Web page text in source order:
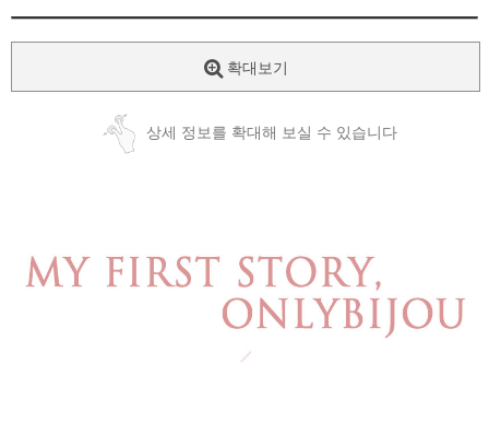
확대보기
상세 정보를 확대해 보실 수 있습니다